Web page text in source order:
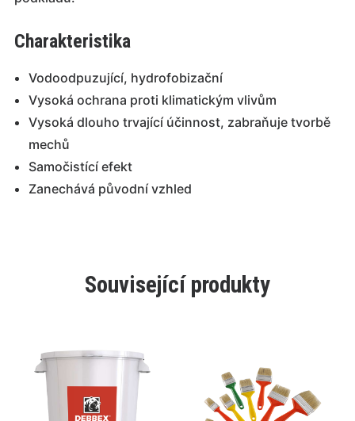
Charakteristika
Vodoodpuzující, hydrofobizační
Vysoká ochrana proti klimatickým vlivům
Vysoká dlouho trvající účinnost, zabraňuje tvorbě
mechů
Samočistící efekt
Zanechává původní vzhled
Související produkty